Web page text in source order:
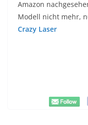
Amazon
Modell nicht mehr,
Crazy Laser